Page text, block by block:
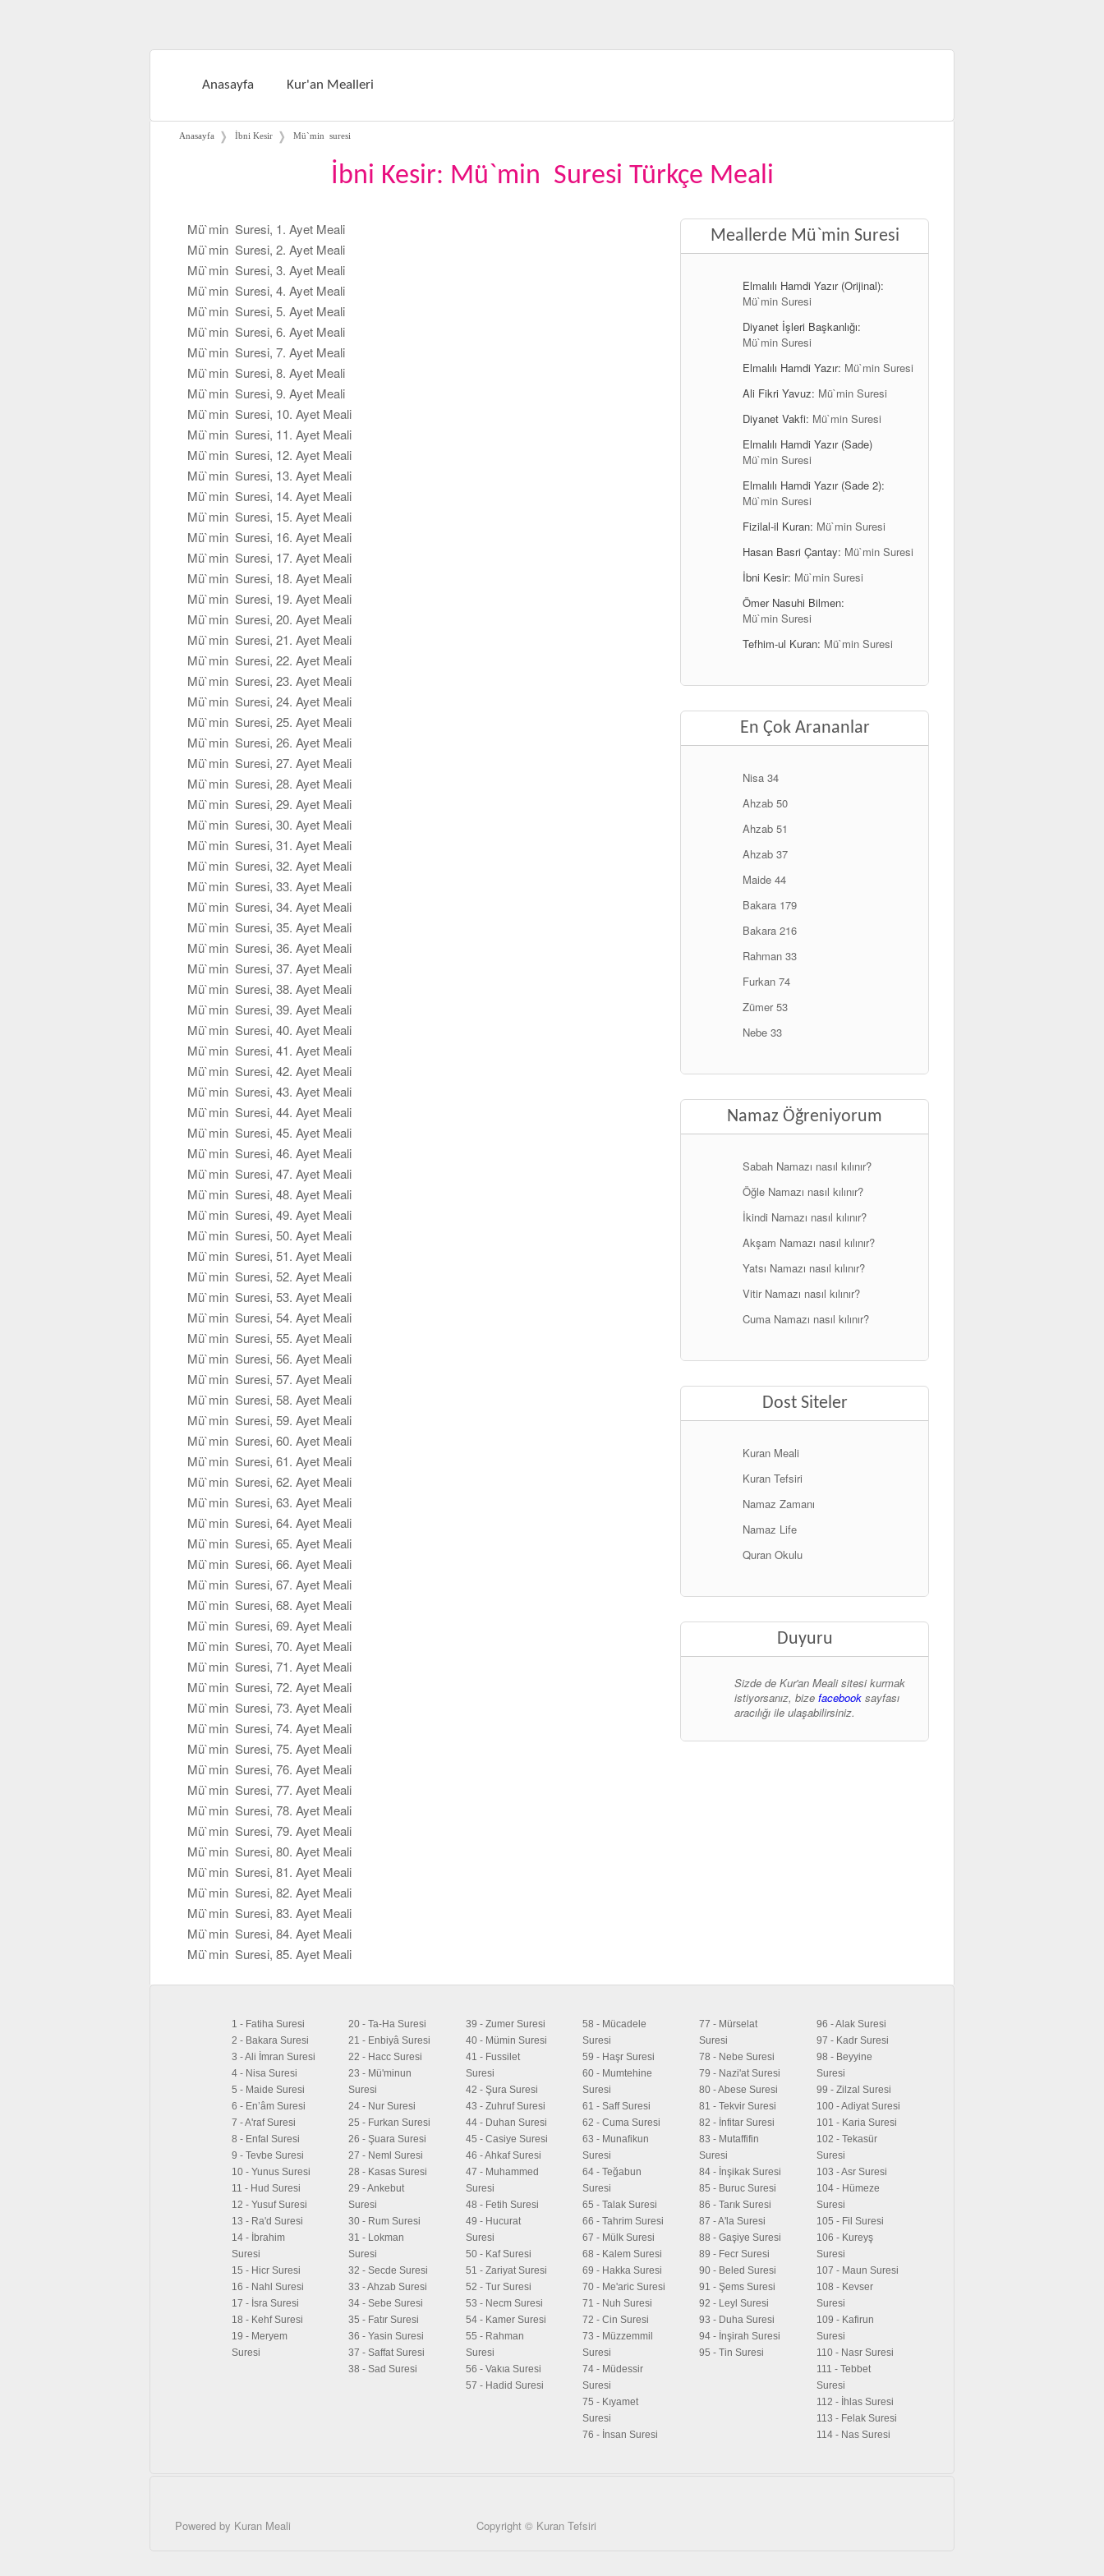
Anasayfa Kur'an Mealleri
Anasayfa ❭ İbni Kesir ❭ Mü`min suresi
İbni Kesir: Mü`min Suresi Türkçe Meali
Mü`min Suresi, 1. Ayet Meali
Mü`min Suresi, 2. Ayet Meali
Mü`min Suresi, 3. Ayet Meali
Mü`min Suresi, 4. Ayet Meali
Mü`min Suresi, 5. Ayet Meali
Mü`min Suresi, 6. Ayet Meali
Mü`min Suresi, 7. Ayet Meali
Mü`min Suresi, 8. Ayet Meali
Mü`min Suresi, 9. Ayet Meali
Mü`min Suresi, 10. Ayet Meali
Mü`min Suresi, 11. Ayet Meali
Mü`min Suresi, 12. Ayet Meali
Mü`min Suresi, 13. Ayet Meali
Mü`min Suresi, 14. Ayet Meali
Mü`min Suresi, 15. Ayet Meali
Mü`min Suresi, 16. Ayet Meali
Mü`min Suresi, 17. Ayet Meali
Mü`min Suresi, 18. Ayet Meali
Mü`min Suresi, 19. Ayet Meali
Mü`min Suresi, 20. Ayet Meali
Mü`min Suresi, 21. Ayet Meali
Mü`min Suresi, 22. Ayet Meali
Mü`min Suresi, 23. Ayet Meali
Mü`min Suresi, 24. Ayet Meali
Mü`min Suresi, 25. Ayet Meali
Mü`min Suresi, 26. Ayet Meali
Mü`min Suresi, 27. Ayet Meali
Mü`min Suresi, 28. Ayet Meali
Mü`min Suresi, 29. Ayet Meali
Mü`min Suresi, 30. Ayet Meali
Mü`min Suresi, 31. Ayet Meali
Mü`min Suresi, 32. Ayet Meali
Mü`min Suresi, 33. Ayet Meali
Mü`min Suresi, 34. Ayet Meali
Mü`min Suresi, 35. Ayet Meali
Mü`min Suresi, 36. Ayet Meali
Mü`min Suresi, 37. Ayet Meali
Mü`min Suresi, 38. Ayet Meali
Mü`min Suresi, 39. Ayet Meali
Mü`min Suresi, 40. Ayet Meali
Mü`min Suresi, 41. Ayet Meali
Mü`min Suresi, 42. Ayet Meali
Mü`min Suresi, 43. Ayet Meali
Mü`min Suresi, 44. Ayet Meali
Mü`min Suresi, 45. Ayet Meali
Mü`min Suresi, 46. Ayet Meali
Mü`min Suresi, 47. Ayet Meali
Mü`min Suresi, 48. Ayet Meali
Mü`min Suresi, 49. Ayet Meali
Mü`min Suresi, 50. Ayet Meali
Mü`min Suresi, 51. Ayet Meali
Mü`min Suresi, 52. Ayet Meali
Mü`min Suresi, 53. Ayet Meali
Mü`min Suresi, 54. Ayet Meali
Mü`min Suresi, 55. Ayet Meali
Mü`min Suresi, 56. Ayet Meali
Mü`min Suresi, 57. Ayet Meali
Mü`min Suresi, 58. Ayet Meali
Mü`min Suresi, 59. Ayet Meali
Mü`min Suresi, 60. Ayet Meali
Mü`min Suresi, 61. Ayet Meali
Mü`min Suresi, 62. Ayet Meali
Mü`min Suresi, 63. Ayet Meali
Mü`min Suresi, 64. Ayet Meali
Mü`min Suresi, 65. Ayet Meali
Mü`min Suresi, 66. Ayet Meali
Mü`min Suresi, 67. Ayet Meali
Mü`min Suresi, 68. Ayet Meali
Mü`min Suresi, 69. Ayet Meali
Mü`min Suresi, 70. Ayet Meali
Mü`min Suresi, 71. Ayet Meali
Mü`min Suresi, 72. Ayet Meali
Mü`min Suresi, 73. Ayet Meali
Mü`min Suresi, 74. Ayet Meali
Mü`min Suresi, 75. Ayet Meali
Mü`min Suresi, 76. Ayet Meali
Mü`min Suresi, 77. Ayet Meali
Mü`min Suresi, 78. Ayet Meali
Mü`min Suresi, 79. Ayet Meali
Mü`min Suresi, 80. Ayet Meali
Mü`min Suresi, 81. Ayet Meali
Mü`min Suresi, 82. Ayet Meali
Mü`min Suresi, 83. Ayet Meali
Mü`min Suresi, 84. Ayet Meali
Mü`min Suresi, 85. Ayet Meali
Meallerde Mü`min Suresi
Elmalılı Hamdi Yazır (Orijinal):
Mü`min Suresi
Diyanet İşleri Başkanlığı:
Mü`min Suresi
Elmalılı Hamdi Yazır: Mü`min Suresi
Ali Fikri Yavuz: Mü`min Suresi
Diyanet Vakfi: Mü`min Suresi
Elmalılı Hamdi Yazır (Sade)
Mü`min Suresi
Elmalılı Hamdi Yazır (Sade 2):
Mü`min Suresi
Fizilal-il Kuran: Mü`min Suresi
Hasan Basri Çantay: Mü`min Suresi
İbni Kesir: Mü`min Suresi
Ömer Nasuhi Bilmen:
Mü`min Suresi
Tefhim-ul Kuran: Mü`min Suresi
En Çok Arananlar
Nisa 34
Ahzab 50
Ahzab 51
Ahzab 37
Maide 44
Bakara 179
Bakara 216
Rahman 33
Furkan 74
Zümer 53
Nebe 33
Namaz Öğreniyorum
Sabah Namazı nasıl kılınır?
Öğle Namazı nasıl kılınır?
İkindi Namazı nasıl kılınır?
Akşam Namazı nasıl kılınır?
Yatsı Namazı nasıl kılınır?
Vitir Namazı nasıl kılınır?
Cuma Namazı nasıl kılınır?
Dost Siteler
Kuran Meali
Kuran Tefsiri
Namaz Zamanı
Namaz Life
Quran Okulu
Duyuru
Sizde de Kur'an Meali sitesi kurmak
istiyorsanız, bizefacebook sayfası
aracılığı ile ulaşabilirsiniz.
1 - Fatiha Suresi
2 - Bakara Suresi
3 - Ali İmran Suresi
4 - Nisa Suresi
5 - Maide Suresi
6 - En’âm Suresi
7 - A'raf Suresi
8 - Enfal Suresi
9 - Tevbe Suresi
10 - Yunus Suresi
11 - Hud Suresi
12 - Yusuf Suresi
13 - Ra'd Suresi
14 - İbrahim
Suresi
15 - Hicr Suresi
16 - Nahl Suresi
17 - İsra Suresi
18 - Kehf Suresi
19 - Meryem
Suresi
20 - Ta-Ha Suresi
21 - Enbiyâ Suresi
22 - Hacc Suresi
23 - Mü'minun
Suresi
24 - Nur Suresi
25 - Furkan Suresi
26 - Şuara Suresi
27 - Neml Suresi
28 - Kasas Suresi
29 - Ankebut
Suresi
30 - Rum Suresi
31 - Lokman
Suresi
32 - Secde Suresi
33 - Ahzab Suresi
34 - Sebe Suresi
35 - Fatır Suresi
36 - Yasin Suresi
37 - Saffat Suresi
38 - Sad Suresi
39 - Zumer Suresi
40 - Mümin Suresi
41 - Fussilet
Suresi
42 - Şura Suresi
43 - Zuhruf Suresi
44 - Duhan Suresi
45 - Casiye Suresi
46 - Ahkaf Suresi
47 - Muhammed
Suresi
48 - Fetih Suresi
49 - Hucurat
Suresi
50 - Kaf Suresi
51 - Zariyat Suresi
52 - Tur Suresi
53 - Necm Suresi
54 - Kamer Suresi
55 - Rahman
Suresi
56 - Vakıa Suresi
57 - Hadid Suresi
58 - Mücadele
Suresi
59 - Haşr Suresi
60 - Mumtehine
Suresi
61 - Saff Suresi
62 - Cuma Suresi
63 - Munafikun
Suresi
64 - Teğabun
Suresi
65 - Talak Suresi
66 - Tahrim Suresi
67 - Mülk Suresi
68 - Kalem Suresi
69 - Hakka Suresi
70 - Me'aric Suresi
71 - Nuh Suresi
72 - Cin Suresi
73 - Müzzemmil
Suresi
74 - Müdessir
Suresi
75 - Kıyamet
Suresi
76 - İnsan Suresi
77 - Mürselat
Suresi
78 - Nebe Suresi
79 - Nazi'at Suresi
80 - Abese Suresi
81 - Tekvir Suresi
82 - İnfitar Suresi
83 - Mutaffifin
Suresi
84 - İnşikak Suresi
85 - Buruc Suresi
86 - Tarık Suresi
87 - A'la Suresi
88 - Gaşiye Suresi
89 - Fecr Suresi
90 - Beled Suresi
91 - Şems Suresi
92 - Leyl Suresi
93 - Duha Suresi
94 - İnşirah Suresi
95 - Tin Suresi
96 - Alak Suresi
97 - Kadr Suresi
98 - Beyyine
Suresi
99 - Zilzal Suresi
100 - Adiyat Suresi
101 - Karia Suresi
102 - Tekasür
Suresi
103 - Asr Suresi
104 - Hümeze
Suresi
105 - Fil Suresi
106 - Kureyş
Suresi
107 - Maun Suresi
108 - Kevser
Suresi
109 - Kafirun
Suresi
110 - Nasr Suresi
111 - Tebbet
Suresi
112 - İhlas Suresi
113 - Felak Suresi
114 - Nas Suresi
Powered by Kuran Meali Copyright © Kuran Tefsiri